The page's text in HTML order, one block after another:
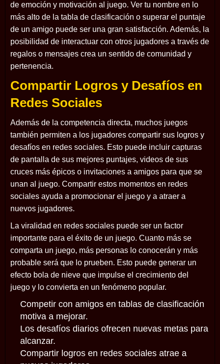
de emoción y motivación al juego. Ver tu nombre en lo
más alto de la tabla de clasificación o superar el puntaje
de un amigo puede ser una gran satisfacción. Además, la
posibilidad de interactuar con otros jugadores a través de
regalos o mensajes crea un sentido de comunidad y
pertenencia.
Compartir Logros y Desafíos en
Redes Sociales
Además de la competencia directa, muchos juegos
también permiten a los jugadores compartir sus logros y
desafíos en redes sociales. Esto puede incluir capturas
de pantalla de sus mejores puntajes, videos de sus
cruces más épicos o invitaciones a amigos para que se
unan al juego. Compartir estos momentos en redes
sociales ayuda a promocionar el juego y a atraer a
nuevos jugadores.
La viralidad en redes sociales puede ser un factor
importante para el éxito de un juego. Cuanto más se
comparta un juego, más personas lo conocerán y más
probable será que lo prueben. Esto puede generar un
efecto bola de nieve que impulse el crecimiento del
juego y lo convierta en un fenómeno popular.
Competir con amigos en tablas de clasificación
motiva a mejorar.
Los desafíos diarios ofrecen nuevas metas para
alcanzar.
Compartir logros en redes sociales atrae a